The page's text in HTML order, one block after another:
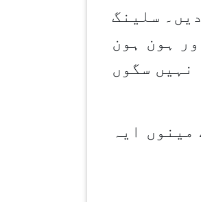
سلینگ
ہون ہون
نہیں سگوں
ایہ